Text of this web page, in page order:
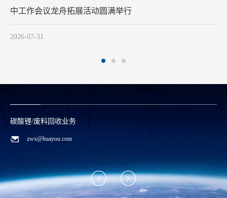
碳酸锂/废料回收业务
zwx@huayou.com